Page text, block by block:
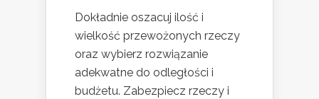
Dokładnie oszacuj ilość i
wielkość przewożonych rzeczy
oraz wybierz rozwiązanie
adekwatne do odległości i
budżetu. Zabezpiecz rzeczy i